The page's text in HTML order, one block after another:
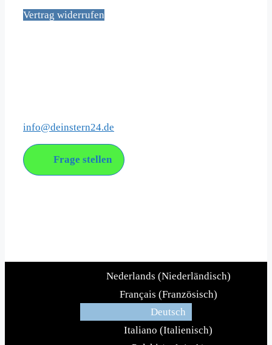
Vertrag widerrufen
info@deinstern24.de
Frage stellen
Nederlands (Niederländisch)
Français (Französisch)
Deutsch
Italiano (Italienisch)